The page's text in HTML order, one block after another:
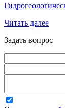
Читать далее
Задать вопрос